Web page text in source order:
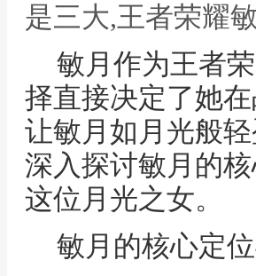
是三大,王者荣耀
敏月作为王者
择直接决定了她
让敏月如月光般
深入探讨敏月的
这位月光之女。
敏月的核心定